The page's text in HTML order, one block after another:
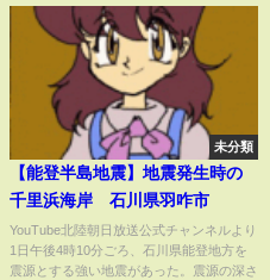
未分類
【能登半島地震】地震発生時の
千里浜海岸 石川県羽咋市
YouTube北陸朝日放送公式チャンネルより
1日午後4時10分ごろ、石川県能登地方を
震源とする強い地震があった。震源の深さ